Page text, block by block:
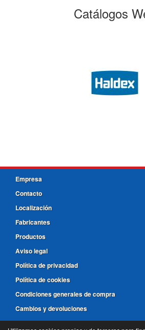
Catálogos
Empresa
Contacto
Localización
Fabricantes
Productos
Aviso legal
Política de privacidad
Política de cookies
Condiciones generales de compra
Cambios y devoluciones